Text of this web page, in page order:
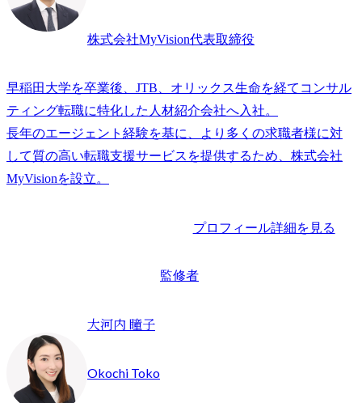
株式会社MyVision代表取締役
早稲田大学を卒業後、JTB、オリックス生命を経てコンサル
ティング転職に特化した人材紹介会社へ入社。
長年のエージェント経験を基に、より多くの求職者様に対
して質の高い転職支援サービスを提供するため、株式会社
プロフィール詳細を見る
監修者
大河内 瞳子
Okochi Toko